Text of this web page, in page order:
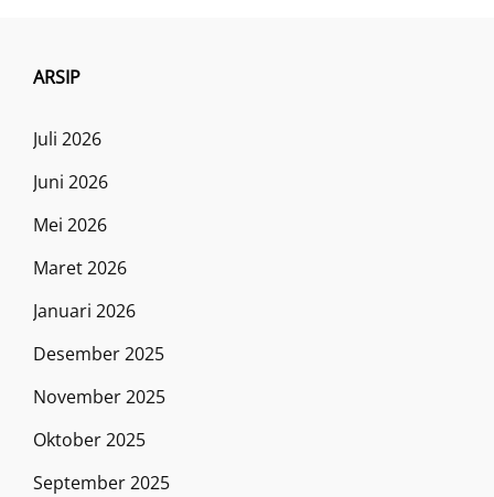
ARSIP
Juli 2026
Juni 2026
Mei 2026
Maret 2026
Januari 2026
Desember 2025
November 2025
Oktober 2025
September 2025